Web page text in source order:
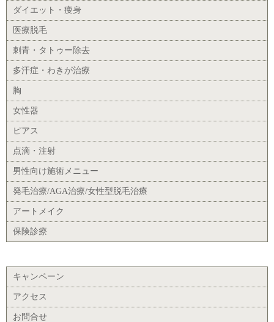
ダイエット・痩身
医療脱毛
刺青・タトゥー除去
多汗症・わきが治療
胸
女性器
ピアス
点滴・注射
男性向け施術メニュー
発毛治療/AGA治療/女性型脱毛治療
アートメイク
保険診療
キャンペーン
アクセス
お問合せ